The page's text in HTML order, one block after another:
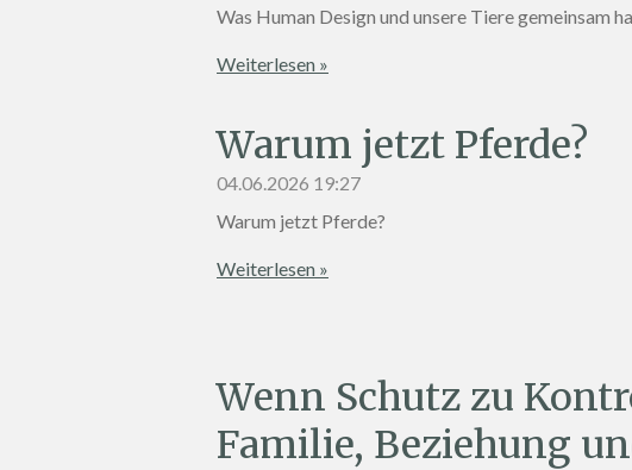
Was Human Design und unsere Tiere gemeinsam
Weiterlesen »
Warum jetzt Pferde?
04.06.2026 19:27
Warum jetzt Pferde?
Weiterlesen »
Wenn Schutz zu
Familie, Beziehung